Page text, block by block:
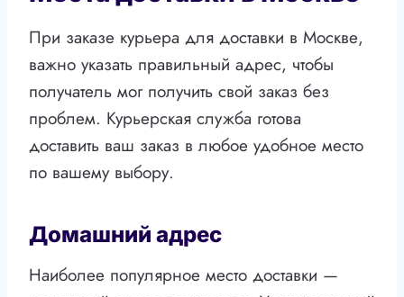
При заказе курьера для доставки в Москве,
важно указать правильный адрес, чтобы
получатель мог получить свой заказ без
проблем. Курьерская служба готова
доставить ваш заказ в любое удобное место
по вашему выбору.
Домашний адрес
Наиболее популярное место доставки —